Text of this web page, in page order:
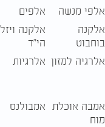
אלפי מנשה אלפים
אלקנה
בוחבוט
אלקנה ויזל
הי"ד
אלרגיה למזון אלרגיות
אמבה אוכלת
מוח
אמבולנס